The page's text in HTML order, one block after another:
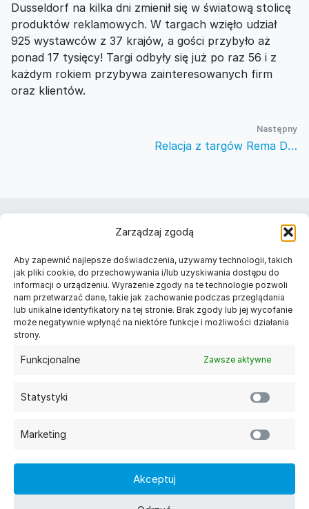
Zarządzaj zgodą
Aby zapewnić najlepsze doświadczenia, używamy technologii, takich
jak pliki cookie, do przechowywania i/lub uzyskiwania dostępu do
informacji o urządzeniu. Wyrażenie zgody na te technologie pozwoli
nam przetwarzać dane, takie jak zachowanie podczas przeglądania
lub unikalne identyfikatory na tej stronie. Brak zgody lub jej wycofanie
może negatywnie wpłynąć na niektóre funkcje i możliwości działania
strony.
Funkcjonalne Zawsze aktywne
Statystyki
Marketing
Akceptuj
Dusseldorf na kilka dni zmienił się w światową stolicę
produktów reklamowych. W targach wzięło udział
925 wystawców z 37 krajów, a gości przybyło aż
ponad 17 tysięcy! Targi odbyły się już po raz 56 i z
każdym rokiem przybywa zainteresowanych firm
oraz klientów.
Następny
Relacja z targów Rema Days 2018
Znajdź nas w Twoim mieście
Długopisy reklamowe Warszawa
Długopisy reklamowe Kraków
Długopisy reklamowe Łódź
Długopisy reklamowe Gdańsk
Długopisy reklamowe Poznań
Długopisy plastikowe
Długopisy ekologiczne